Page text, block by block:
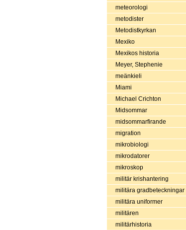
meteorologi
metodister
Metodistkyrkan
Mexiko
Mexikos historia
Meyer, Stephenie
meänkieli
Miami
Michael Crichton
Midsommar
midsommarfirande
migration
mikrobiologi
mikrodatorer
mikroskop
militär krishantering
militära gradbeteckningar
militära uniformer
militären
militärhistoria